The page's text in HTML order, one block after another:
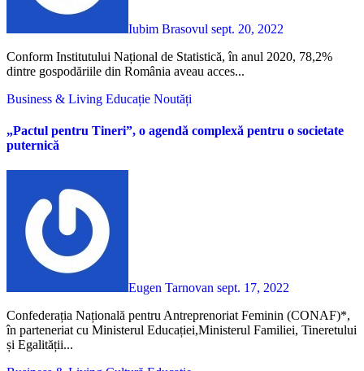
Iubim Brasovul sept. 20, 2022
Conform Institutului Național de Statistică, în anul 2020, 78,2%
dintre gospodăriile din România aveau acces...
Business & Living Educație Noutăți
„Pactul pentru Tineri”, o agendă complexă pentru o societate
puternică
Eugen Tarnovan sept. 17, 2022
Confederația Națională pentru Antreprenoriat Feminin (CONAF)*,
în parteneriat cu Ministerul Educației,Ministerul Familiei, Tineretului
și Egalității...